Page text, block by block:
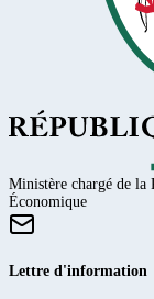
Ministère chargé de la
Économique
Lettre d'information